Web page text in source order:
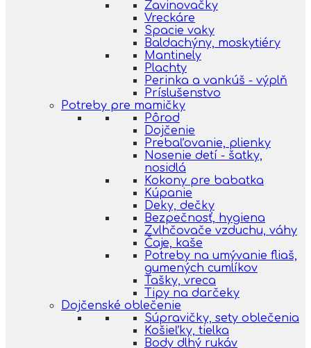
Zavinovačky
Vreckáre
Spacie vaky
Baldachýny, moskytiéry
Mantinely
Plachty
Perinka a vankúš - výplň
Príslušenstvo
Potreby pre mamičky
Pôrod
Dojčenie
Prebaľovanie, plienky
Nosenie detí - šatky,
nosidlá
Kokony pre babatka
Kúpanie
Deky, dečky
Bezpečnosť, hygiena
Zvlhčovače vzduchu, váhy
Čaje, kaše
Potreby na umývanie fliaš,
gumených cumlíkov
Tašky, vreca
Tipy na darčeky
Dojčenské oblečenie
Súpravičky, sety oblečenia
Košieľky, tielka
Body dlhý rukáv